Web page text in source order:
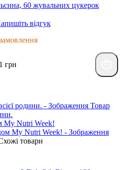
60 жувальних цукерок
відгук
грн
Товар
My Nutri Week!
товари